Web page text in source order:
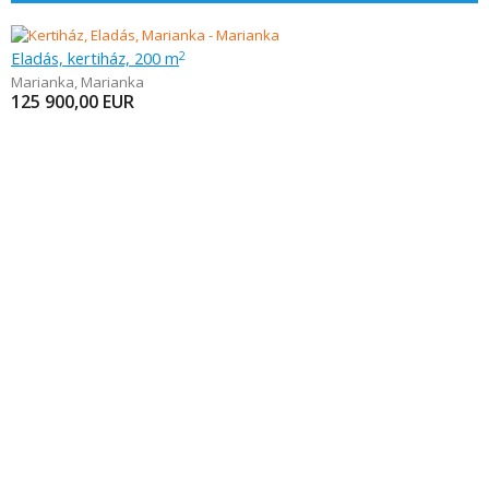
Eladás, kertiház, 200 m2
Marianka, Marianka
125 900,00 EUR